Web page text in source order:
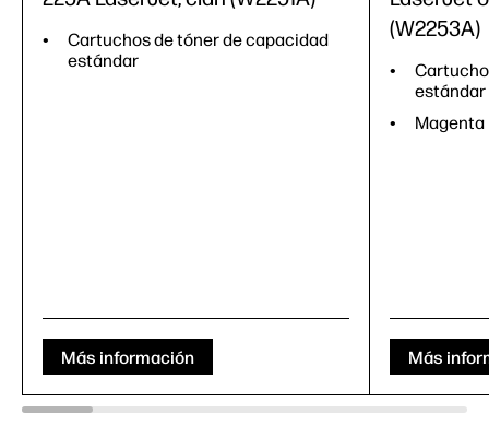
Cartuchos de tóner de capacidad
estándar
Más información
(W2253A)
estándar
Magenta
Más